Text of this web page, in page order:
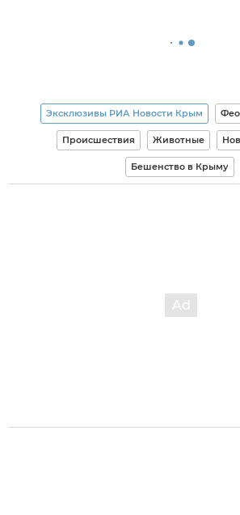
Эксклюзивы РИА Новости Крым
Происшествия Животные
Бешенство в Крыму